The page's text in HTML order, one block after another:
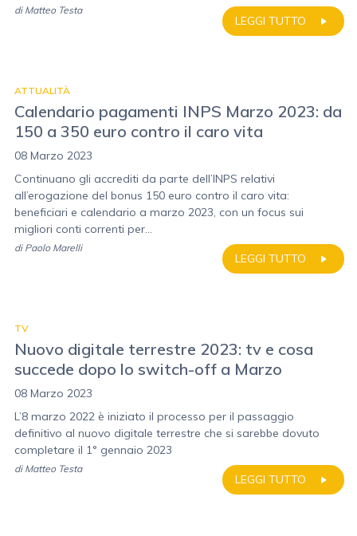
LEGGI TUTTO
di Matteo Testa
ATTUALITÀ
Calendario pagamenti INPS Marzo 2023: da
150 a 350 euro contro il caro vita
08 Marzo 2023
Continuano gli accrediti da parte dell’INPS relativi
all’erogazione del bonus 150 euro contro il caro vita:
beneficiari e calendario a marzo 2023, con un focus sui
migliori conti correnti per...
LEGGI TUTTO
di Paolo Marelli
TV
Nuovo digitale terrestre 2023: tv e cosa
succede dopo lo switch-off a Marzo
08 Marzo 2023
L’8 marzo 2022 è iniziato il processo per il passaggio
definitivo al nuovo digitale terrestre che si sarebbe dovuto
completare il 1° gennaio 2023
LEGGI TUTTO
di Matteo Testa